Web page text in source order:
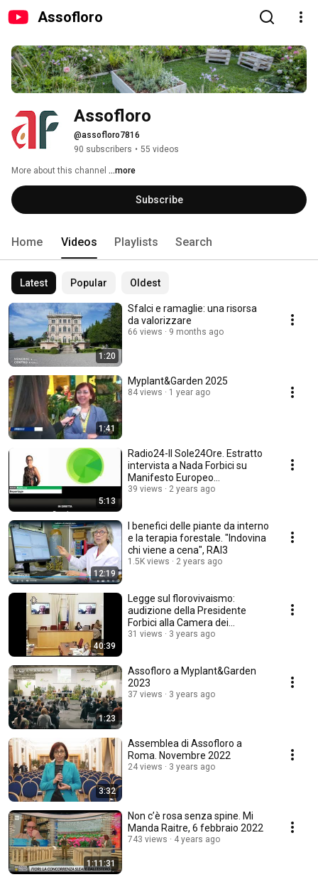
Assofloro
Assofloro
@assofloro7816
90 subscribers • 55 videos
More about this channel ...more
Subscribe
Home Videos Playlists Search
Latest Popular Oldest
1:20
Sfalci e ramaglie: una risorsa
da valorizzare
66 views 9 months ago
1:41
Myplant&Garden 2025
84 views 1 year ago
5:13
Radio24-Il Sole24Ore. Estratto
intervista a Nada Forbici su
Manifesto Europeo
Florovivaismo
39 views 2 years ago
12:19
I benefici delle piante da interno
e la terapia forestale. "Indovina
chi viene a cena", RAI3
1.5K views 2 years ago
40:39
Legge sul florovivaismo:
audizione della Presidente
Forbici alla Camera dei
Deputati. Marzo 2023
31 views 3 years ago
1:23
Assofloro a Myplant&Garden
2023
37 views 3 years ago
3:32
Assemblea di Assofloro a
Roma. Novembre 2022
24 views 3 years ago
1:11:31
Non c’è rosa senza spine. Mi
Manda Raitre, 6 febbraio 2022
743 views 4 years ago